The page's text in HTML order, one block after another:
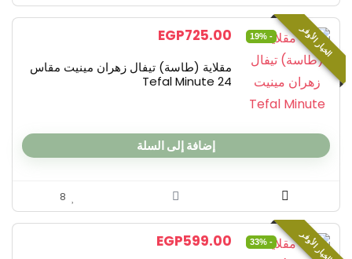
الخيار الأوفر - 19%
EGP725.00
مقلاية (طاسة) تيفال زهران مينيت مقاس
24 Tefal Minute
إضافة إلى السلة
8
الخيار الأوفر - 33%
EGP599.00